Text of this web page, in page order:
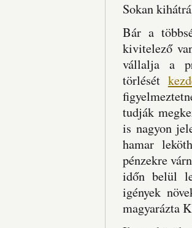
Sokan
Bár a
kivitelező
vállalja a
törlését
tudják
is nagyon
hamar
pénzekre
időn belül
igények
magyarázta